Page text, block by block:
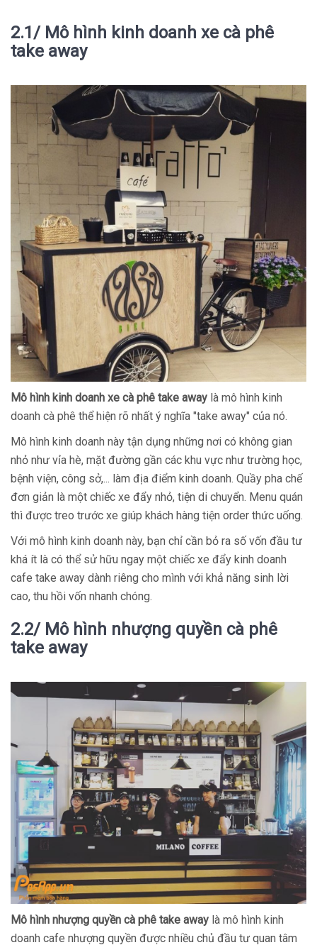
2.1/ Mô hình kinh doanh xe cà phê
take away
Mô hình kinh doanh xe cà phê take away là mô hình kinh
doanh cà phê thể hiện rõ nhất ý nghĩa "take away" của nó.
Mô hình kinh doanh này tận dụng những nơi có không gian
nhỏ như vỉa hè, mặt đường gần các khu vực như trường học,
bệnh viện, công sở,... làm địa điểm kinh doanh. Quầy pha chế
đơn giản là một chiếc xe đẩy nhỏ, tiện di chuyển. Menu quán
thì được treo trước xe giúp khách hàng tiện order thức uống.
Với mô hình kinh doanh này, bạn chỉ cần bỏ ra số vốn đầu tư
khá ít là có thể sử hữu ngay một chiếc xe đẩy kinh doanh
cafe take away dành riêng cho mình với khả năng sinh lời
cao, thu hồi vốn nhanh chóng.
2.2/ Mô hình nhượng quyền cà phê
take away
Mô hình nhượng quyền cà phê take away là mô hình kinh
doanh cafe nhượng quyền được nhiều chủ đầu tư quan tâm